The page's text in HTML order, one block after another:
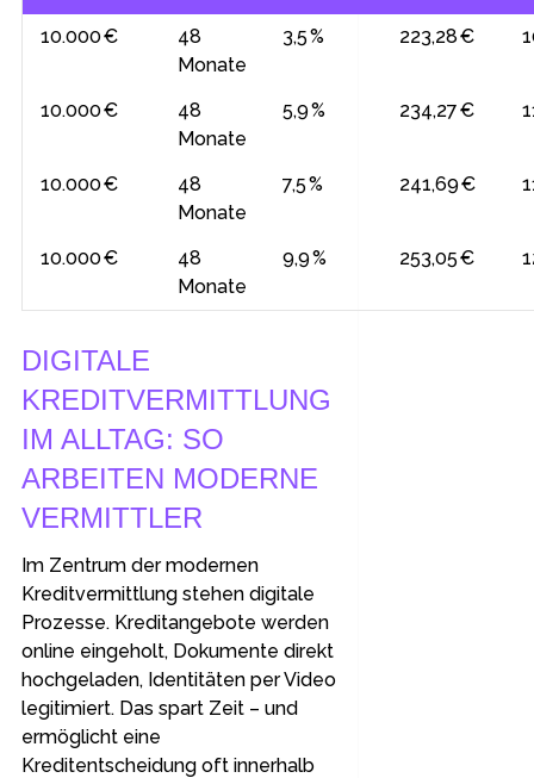
10.000 €
48
Monate
3,5 % 223,28 €
10.000 €
48
Monate
5,9 % 234,27 €
10.000 €
48
Monate
7,5 % 241,69 €
10.000 €
48
Monate
9,9 % 253,05 €
DIGITALE
KREDITVERMITTLUNG
IM ALLTAG: SO
ARBEITEN MODERNE
VERMITTLER
Im Zentrum der modernen
Kreditvermittlung stehen digitale
Prozesse. Kreditangebote werden
online eingeholt, Dokumente direkt
hochgeladen, Identitäten per Video
legitimiert. Das spart Zeit – und
ermöglicht eine
Kreditentscheidung oft innerhalb